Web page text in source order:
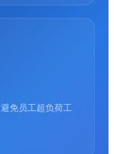
免员工超负荷工